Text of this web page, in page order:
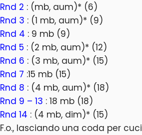
Rnd 2 : (mb, aum)* (6)
Rnd 3 : (1 mb, aum)* (9)
Rnd 4 : 9 mb (9)
Rnd 5 : (2 mb, aum)* (12)
Rnd 6 : (3 mb, aum)* (15)
Rnd 7 :15 mb (15)
Rnd 8 : (4 mb, aum)* (18)
Rnd 9 – 13 : 18 mb (18)
Rnd 14 : (4 mb, dim)* (15)
F.o., lasciando una coda per